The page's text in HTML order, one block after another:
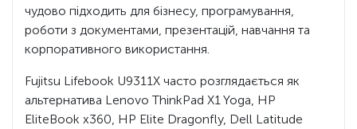
чудово підходить для бізнесу, програмування,
роботи з документами, презентацій, навчання та
корпоративного використання.
Fujitsu Lifebook U9311X часто розглядається як
альтернатива Lenovo ThinkPad X1 Yoga, HP
EliteBook x360, HP Elite Dragonfly, Dell Latitude